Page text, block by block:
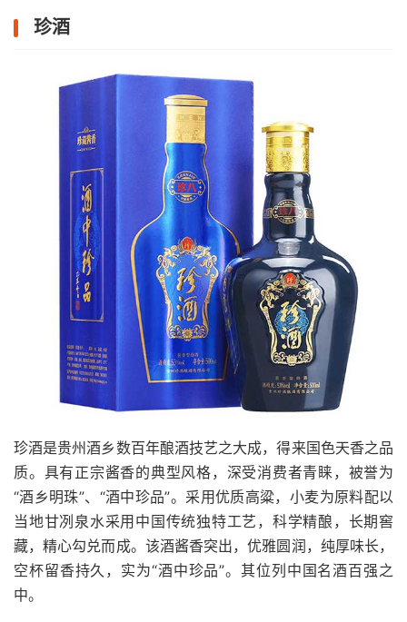
珍酒
珍酒是贵州酒乡数百年酿酒技艺之大成，得来国色天香之品
质。具有正宗酱香的典型风格，深受消费者青睐，被誉为
“酒乡明珠”、“酒中珍品”。采用优质高粱，小麦为原料配以
当地甘冽泉水采用中国传统独特工艺，科学精酿，长期窖
藏，精心勾兑而成。该酒酱香突出，优雅圆润，纯厚味长，
空杯留香持久，实为“酒中珍品”。其位列中国名酒百强之
中。